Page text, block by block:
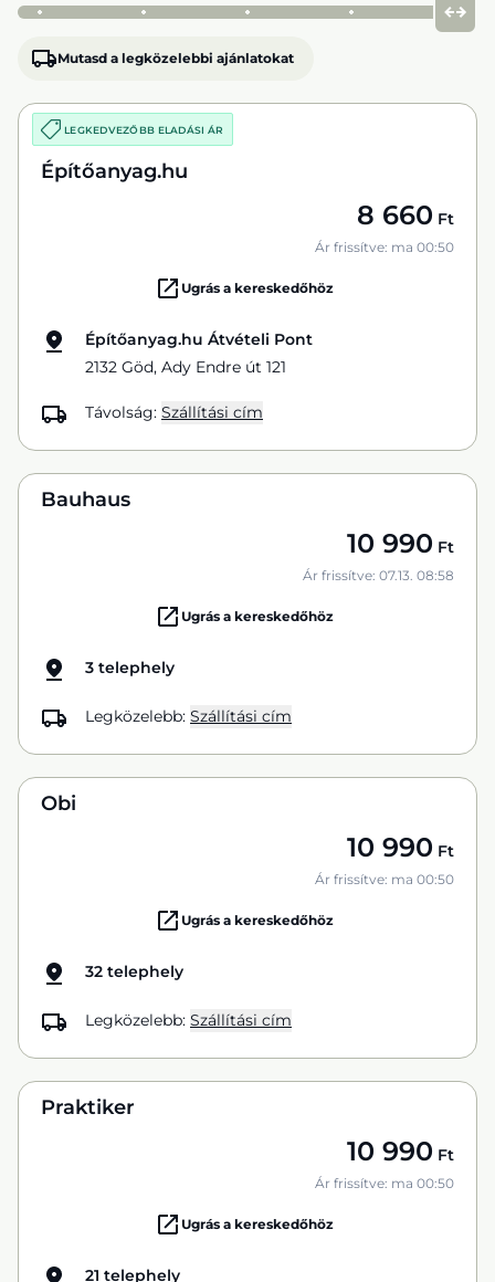
Mutasd a legközelebbi ajánlatokat
LEGKEDVEZŐBB ELADÁSI ÁR
Építőanyag.hu
8 660 Ft
Ár frissítve: ma 00:50
Ugrás a kereskedőhöz
Építőanyag.hu Átvételi Pont
2132 Göd, Ady Endre út 121
Távolság: Szállítási cím
Bauhaus
10 990 Ft
Ár frissítve: 07.13. 08:58
Ugrás a kereskedőhöz
3 telephely
Legközelebb: Szállítási cím
Obi
10 990 Ft
Ár frissítve: ma 00:50
Ugrás a kereskedőhöz
32 telephely
Legközelebb: Szállítási cím
Praktiker
10 990 Ft
Ár frissítve: ma 00:50
Ugrás a kereskedőhöz
21 telephely